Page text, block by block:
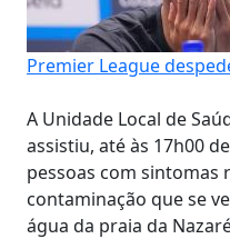
Premier League
A Unidade Local de
assistiu, até às 17h00
pessoas com sintomas
contaminação que se
água da praia da